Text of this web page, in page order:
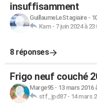
insuffisamment
GuillaumeLeStagiaire-
Kam- 7 juin 2024 à
8 réponses
Frigo neuf couché
Marge95- 13 mars 2016
stf_jpd87- 14 mars